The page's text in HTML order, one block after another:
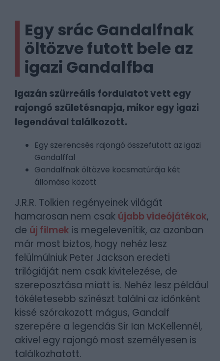
Egy srác Gandalfnak
öltözve futott bele az
igazi Gandalfba
Igazán szürreális fordulatot vett egy
rajongó születésnapja, mikor egy igazi
legendával találkozott.
Egy szerencsés rajongó összefutott az igazi
Gandalffal
Gandalfnak öltözve kocsmatúrája két
állomása között
J.R.R. Tolkien regényeinek világát
hamarosan nem csak újabb videójátékok,
de új filmek is megelevenítik, az azonban
már most biztos, hogy nehéz lesz
felülmúlniuk Peter Jackson eredeti
trilógiáját nem csak kivitelezése, de
szereposztása miatt is. Nehéz lesz például
tökéletesebb színészt találni az időnként
kissé szórakozott mágus, Gandalf
szerepére a legendás Sir Ian McKellennél,
akivel egy rajongó most személyesen is
találkozhatott.